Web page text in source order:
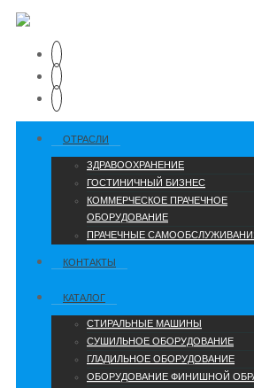
ОТРАСЛИ
ЗДРАВООХРАНЕНИЕ
ГОСТИНИЧНЫЙ БИЗНЕС
КОММЕРЧЕСКОЕ ПРАЧЕЧНОЕ
ОБОРУДОВАНИЕ
ПРАЧЕЧНЫЕ
КОНТАКТЫ
КАТАЛОГ
СТИРАЛЬНЫЕ МАШИНЫ
СУШИЛЬНОЕ ОБОРУДОВАНИЕ
ГЛАДИЛЬНОЕ ОБОРУДОВАНИЕ
ОБОРУДОВАНИЕ ФИНИШНОЙ